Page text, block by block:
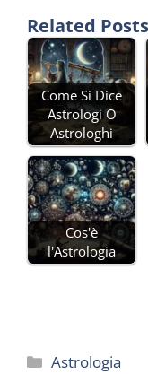
Related
Come Si Dice
Astrologi O
Astrologhi
Cos'è
l'Astrologia
Categorie
Astrologia